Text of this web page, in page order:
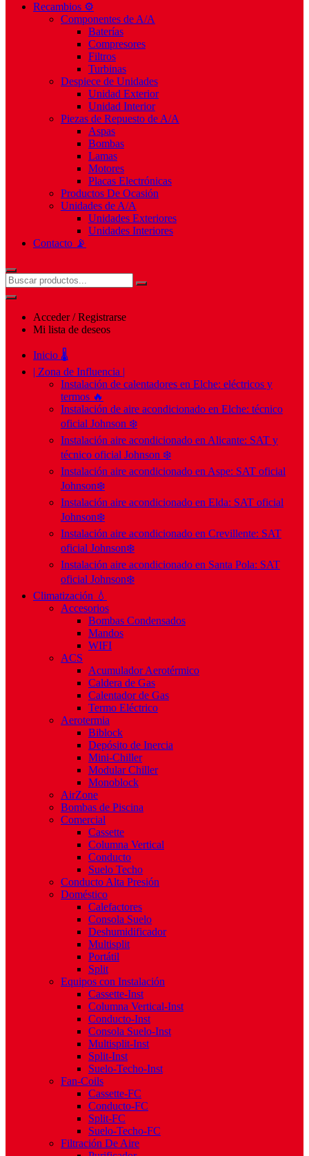
Recambios ⚙️
Componentes de A/A
Baterías
Compresores
Filtros
Turbinas
Despiece de Unidades
Unidad Exterior
Unidad Interior
Piezas de Repuesto de A/A
Aspas
Bombas
Lamas
Motores
Placas Electrónicas
Productos De Ocasión
Unidades de A/A
Unidades Exteriores
Unidades Interiores
Contacto 📡
Acceder / Registrarse
Mi lista de deseos
Inicio 🌡️
| Zona de Influencia |
Instalación de calentadores en Elche: eléctricos y
termos 🔥
Instalación de aire acondicionado en Elche: técnico
oficial Johnson ❄️
Instalación aire acondicionado en Alicante: SAT y
técnico oficial Johnson ❄️
Instalación aire acondicionado en Aspe: SAT oficial
Johnson❄️
Instalación aire acondicionado en Elda: SAT oficial
Johnson❄️
Instalación aire acondicionado en Crevillente: SAT
oficial Johnson❄️
Instalación aire acondicionado en Santa Pola: SAT
oficial Johnson❄️
Climatización 💧
Accesorios
Bombas Condensados
Mandos
WIFI
ACS
Acumulador Aerotérmico
Caldera de Gas
Calentador de Gas
Termo Eléctrico
Aerotermia
Biblock
Depósito de Inercia
Mini-Chiller
Modular Chiller
Monoblock
AirZone
Bombas de Piscina
Comercial
Cassette
Columna Vertical
Conducto
Suelo Techo
Conducto Alta Presión
Doméstico
Calefactores
Consola Suelo
Deshumidificador
Multisplit
Portátil
Split
Equipos con Instalación
Cassette-Inst
Columna Vertical-Inst
Conducto-Inst
Consola Suelo-Inst
Multisplit-Inst
Split-Inst
Suelo-Techo-Inst
Fan-Coils
Cassette-FC
Conducto-FC
Split-FC
Suelo-Techo-FC
Filtración De Aire